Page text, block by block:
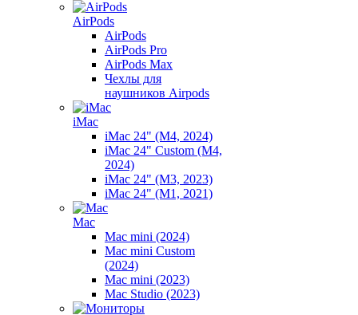
AirPods
AirPods
AirPods Pro
AirPods Max
Чехлы для
наушников Airpods
iMac
iMac 24" (M4, 2024)
iMac 24" Custom (M4,
2024)
iMac 24" (M3, 2023)
iMac 24" (M1, 2021)
Mac
Mac mini (2024)
Mac mini Custom
(2024)
Mac mini (2023)
Mac Studio (2023)